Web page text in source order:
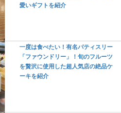
愛いギフトを紹介
一度は食べたい！有名パティスリー
「ファウンドリー」！旬のフルーツ
を贅沢に使用した超人気店の絶品ケ
ーキを紹介